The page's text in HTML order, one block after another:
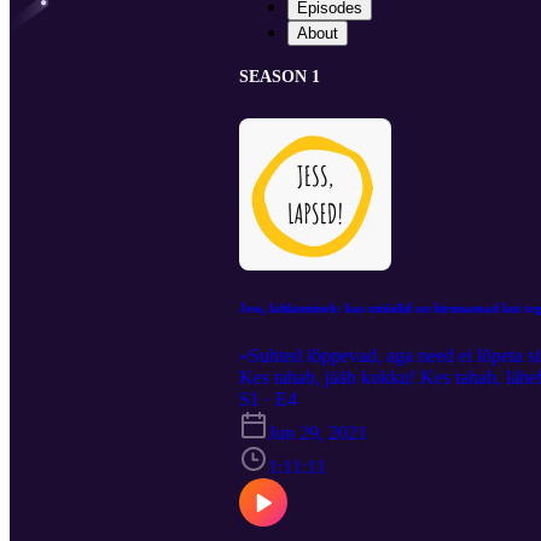
Episodes
About
SEASON 1
Jess, lahkuminek: kas müüdid on hirmsamad kui
«Suhted lõppevad, aga need ei lõpeta
Kes tahab, jääb kokku! Kes tahab,
Aaaaaga kui sa otsustad lahku minna,
selles taskuhäälingu osas puudutada
juurde? Kui palju ning millist vaeva on
seda protsessi nii rusuvalt ümbritsema
lahutusjärgse elukorralduse näidet
toetavale õlale, et paremini mõista,
Muusika: Sten-Olle Moldau
S1 · E4
Jun 29, 2021
1:11:11